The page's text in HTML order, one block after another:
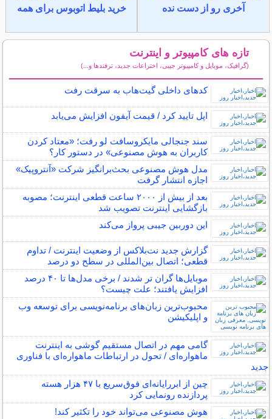
آخری رو از دست نده
خرید بلیط اتوبوس برای همه
تازه های کامپیوتر و اینترنت
(گرافیک، موبایل و کامپیوتر جیبی، اختراعات جدید، ترفندها و...)
کدهای داخلی گیت‌هاب به سرقت رفت
اپل تایید کرد / قیمت آیفون افزایش می‌یابد
سند جنجالی مایکروسافت لو رفت؛ «معتاد کردن
کاربران به هوش مصنوعی» در دستور کار؟
مدل هوش مصنوعی بحث‌برانگیز شرکت «آنتروپیک»
اجازه انتشار گرفت
بعد از بیش از ۲۰۰۰ ساعت قطعی اینترنت؛ مصوبه
بازگشایی اینترنت تصویب شد
این دوربین جیبی پرواز می‌کند
گزارش جدید نت‌بلاکس از وضعیت اینترنت / تداوم
قطعی؛ اتصال بین‌المللی در سطح دو درصد
موبایل‌ها گران تر شدند / برخی مدل‌ها تا ۴۰ درصد
افزایش یافتند؛ علت چیست؟
محبوب‌ترین زبان‌های برنامه‌نویسی برای توسعه وب
و اپلیکیشن
گامی مهم در اتصال مستقیم گوشی‌ به اینترنت
ماهواره‌ای / تحول در ارتباطات ماهواره‌ای با فناوری
جدید
چین از ابررایانه‌ای فوق‌سریع با ۴۷ هزار هسته
پردازنده رونمایی کرد
هوش مصنوعی می‌تواند خود را تکثیر کند!